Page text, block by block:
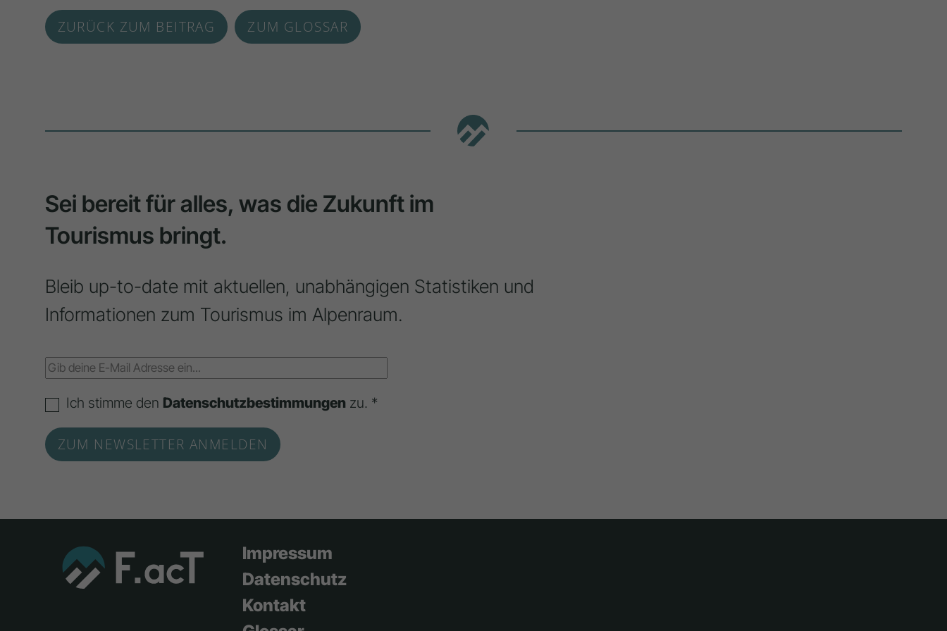
ZURÜCK ZUM BEITRAG ZUM GLOSSAR
Sei bereit für alles, was die Zukunft im
Tourismus bringt.
Bleib up-to-date mit aktuellen, unabhängigen Statistiken und
Informationen zum Tourismus im Alpenraum.
Ich stimme den Datenschutzbestimmungen zu. *
Impressum
Datenschutz
Kontakt